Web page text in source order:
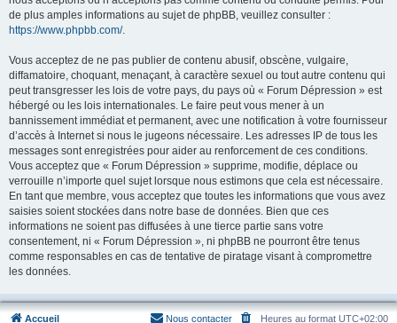
de plus amples informations au sujet de phpBB, veuillez consulter :
https://www.phpbb.com/.
Vous acceptez de ne pas publier de contenu abusif, obscène, vulgaire,
diffamatoire, choquant, menaçant, à caractère sexuel ou tout autre contenu qui
peut transgresser les lois de votre pays, du pays où « Forum Dépression » est
hébergé ou les lois internationales. Le faire peut vous mener à un
bannissement immédiat et permanent, avec une notification à votre fournisseur
d’accès à Internet si nous le jugeons nécessaire. Les adresses IP de tous les
messages sont enregistrées pour aider au renforcement de ces conditions.
Vous acceptez que « Forum Dépression » supprime, modifie, déplace ou
verrouille n’importe quel sujet lorsque nous estimons que cela est nécessaire.
En tant que membre, vous acceptez que toutes les informations que vous avez
saisies soient stockées dans notre base de données. Bien que ces
informations ne soient pas diffusées à une tierce partie sans votre
consentement, ni « Forum Dépression », ni phpBB ne pourront être tenus
comme responsables en cas de tentative de piratage visant à compromettre
les données.
Accueil Heures au format UTC+02:00
Nous contacter